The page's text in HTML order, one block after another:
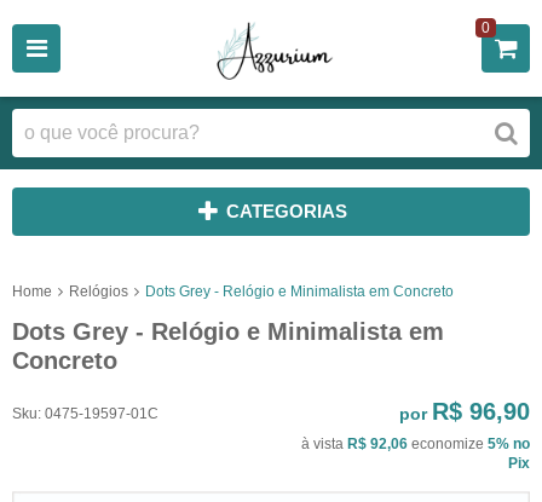
0
CATEGORIAS
Home Relógios Dots Grey - Relógio e Minimalista em Concreto
Dots Grey - Relógio e Minimalista em
Concreto
Sku: 0475-19597-01C por R$ 96,90
à vista R$ 92,06 economize 5% no
Pix